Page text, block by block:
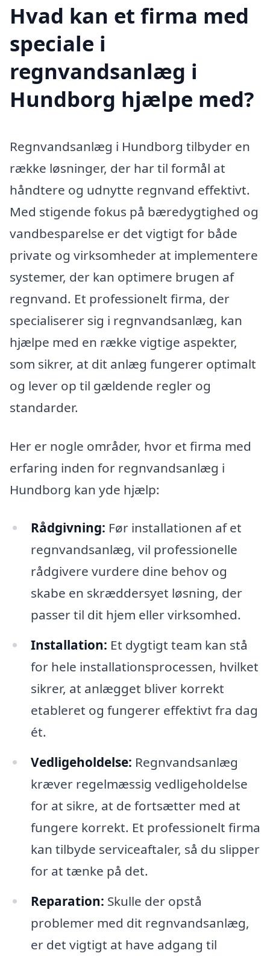
Hvad kan et firma med
speciale i
regnvandsanlæg i
Hundborg hjælpe med?
Regnvandsanlæg i Hundborg tilbyder en
række løsninger, der har til formål at
håndtere og udnytte regnvand effektivt.
Med stigende fokus på bæredygtighed og
vandbesparelse er det vigtigt for både
private og virksomheder at implementere
systemer, der kan optimere brugen af
regnvand. Et professionelt firma, der
specialiserer sig i regnvandsanlæg, kan
hjælpe med en række vigtige aspekter,
som sikrer, at dit anlæg fungerer optimalt
og lever op til gældende regler og
standarder.
Her er nogle områder, hvor et firma med
erfaring inden for regnvandsanlæg i
Hundborg kan yde hjælp:
Rådgivning: Før installationen af et
regnvandsanlæg, vil professionelle
rådgivere vurdere dine behov og
skabe en skræddersyet løsning, der
passer til dit hjem eller virksomhed.
Installation: Et dygtigt team kan stå
for hele installationsprocessen, hvilket
sikrer, at anlægget bliver korrekt
etableret og fungerer effektivt fra dag
ét.
Vedligeholdelse: Regnvandsanlæg
kræver regelmæssig vedligeholdelse
for at sikre, at de fortsætter med at
fungere korrekt. Et professionelt firma
kan tilbyde serviceaftaler, så du slipper
for at tænke på det.
Reparation: Skulle der opstå
problemer med dit regnvandsanlæg,
er det vigtigt at have adgang til